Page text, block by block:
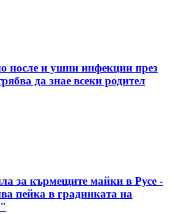
носле и ушни инфекции през
да знае всеки родител
за кърмещите майки в Русе -
пейка в градинката на